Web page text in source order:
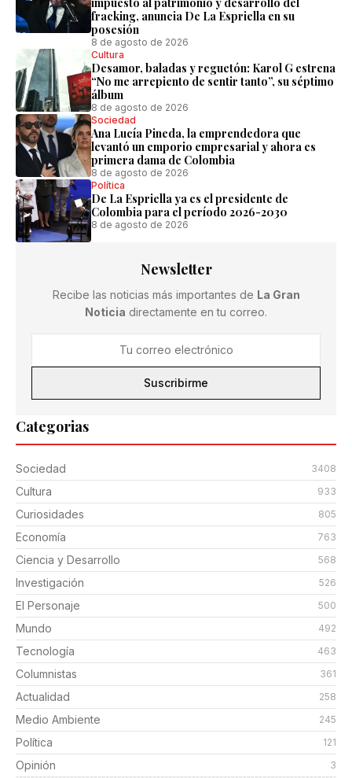
fracking, anuncia De La Espriella en su
posesión
8 de agosto de 2026
Cultura
Desamor, baladas y reguetón: Karol G estrena
“No me arrepiento de sentir tanto”, su séptimo
álbum
8 de agosto de 2026
Sociedad
Ana Lucía Pineda, la emprendedora que
levantó un emporio empresarial y ahora es
primera dama de Colombia
8 de agosto de 2026
Política
De La Espriella ya es el presidente de
Colombia para el período 2026-2030
8 de agosto de 2026
Categorias
Sociedad 3408
Cultura 933
Curiosidades 805
Economía 763
Ciencia y Desarrollo 568
Investigación 526
El Personaje 500
Mundo 492
Tecnología 463
Columnistas 361
Actualidad 258
Medio Ambiente 245
Política 121
Opinión 3
Newsletter
Recibe las noticias más importantes de La Gran
Noticia directamente en tu correo.
Suscribirme